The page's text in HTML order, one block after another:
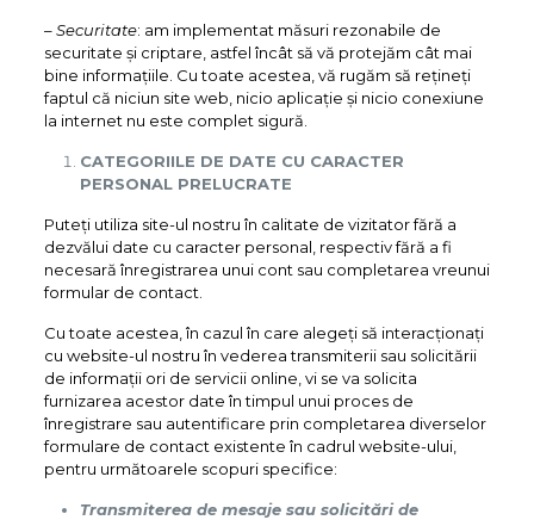
–Securitate: am implementat măsuri rezonabile de
securitate și criptare, astfel încât să vă protejăm cât mai
bine informațiile. Cu toate acestea, vă rugăm să rețineți
faptul că niciun site web, nicio aplicație și nicio conexiune
la internet nu este complet sigură.
CATEGORIILE DE DATE CU CARACTER
PERSONAL PRELUCRATE
Puteți utiliza site-ul nostru în calitate de vizitator fără a
dezvălui date cu caracter personal, respectiv fără a fi
necesară înregistrarea unui cont sau completarea vreunui
formular de contact.
Cu toate acestea, în cazul în care alegeți să interacționați
cu website-ul nostru în vederea transmiterii sau solicitării
de informații ori de servicii online, vi se va solicita
furnizarea acestor date în timpul unui proces de
înregistrare sau autentificare prin completarea diverselor
formulare de contact existente în cadrul website-ului,
pentru următoarele scopuri specifice:
Transmiterea de mesaje sau solicitări de